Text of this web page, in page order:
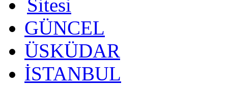
GÜNCEL
ÜSKÜDAR
İSTANBUL